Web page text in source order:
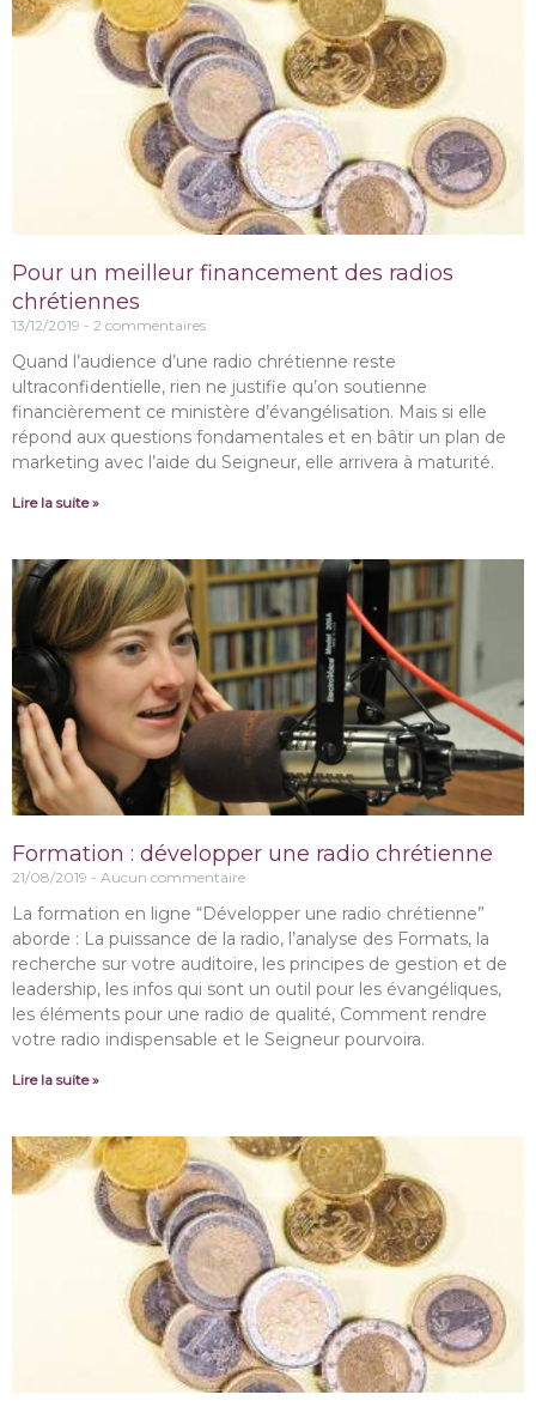
Pour un meilleur financement des radios
chrétiennes
13/12/2019 2 commentaires
Quand l’audience d’une radio chrétienne reste
ultraconfidentielle, rien ne justifie qu’on soutienne
financièrement ce ministère d’évangélisation. Mais si elle
répond aux questions fondamentales et en bâtir un plan de
marketing avec l’aide du Seigneur, elle arrivera à maturité.
Lire la suite »
Formation : développer une radio chrétienne
21/08/2019 Aucun commentaire
La formation en ligne “Développer une radio chrétienne”
aborde : La puissance de la radio, l’analyse des Formats, la
recherche sur votre auditoire, les principes de gestion et de
leadership, les infos qui sont un outil pour les évangéliques,
les éléments pour une radio de qualité, Comment rendre
votre radio indispensable et le Seigneur pourvoira.
Lire la suite »